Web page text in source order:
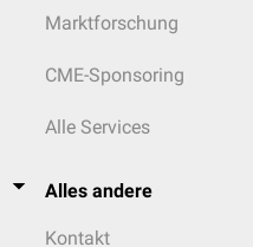
Marktforschung
CME-Sponsoring
Alle Services
Alles andere
Kontakt